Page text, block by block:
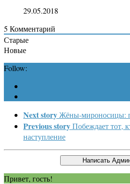
29.05.2018
5 Комментарий
Старые
Новые
Follow:
Next storyЖёны-мироносицы:
Previous storyПобеждает тот,
наступление
Привет, гость!